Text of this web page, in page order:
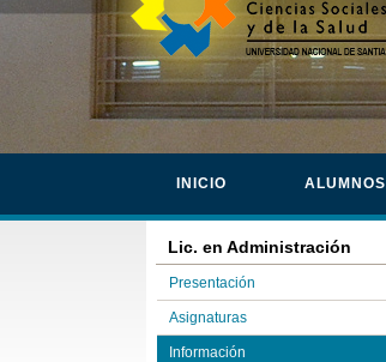
INICIO ALUMNOS
Lic. en Administración
Presentación
Asignaturas
Información